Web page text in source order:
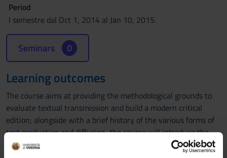
Period
I semestre dal Oct 1, 2014 al Jan 10, 2015.
Seminars 0
Learning outcomes
The course aims at providing the methodological grounds to
evaluate textual transmission and build a modern critical
edition; alongside with a brief history of the various forms of
text production and diffusion, the course will introduce the
main criteria of text reconstruction and restoration and